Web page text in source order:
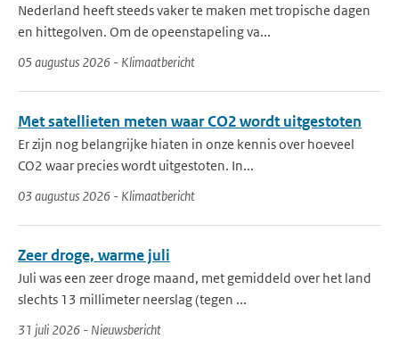
Nederland heeft steeds vaker te maken met tropische dagen
en hittegolven. Om de opeenstapeling va...
05 augustus 2026 - Klimaatbericht
Met satellieten meten waar CO2 wordt uitgestoten
Er zijn nog belangrijke hiaten in onze kennis over hoeveel
CO2 waar precies wordt uitgestoten. In...
03 augustus 2026 - Klimaatbericht
Zeer droge, warme juli
Juli was een zeer droge maand, met gemiddeld over het land
slechts 13 millimeter neerslag (tegen ...
31 juli 2026 - Nieuwsbericht